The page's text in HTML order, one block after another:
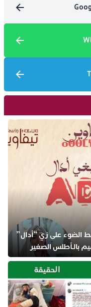
يسلط الضوء على زي “أدال”
بالـأطلس الصغير